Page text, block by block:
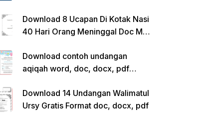
Download 8 Ucapan Di Kotak Nasi
40 Hari Orang Meninggal Doc Ms.
Download contoh undangan
aqiqah word, doc, docx, pdf
Download 14 Undangan Walimatul
Ursy Gratis Format doc, docx, pdf